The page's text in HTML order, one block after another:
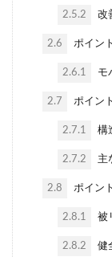
2.5.2 改
2.6 ポイン
2.6.1 モ
2.7 ポイン
2.7.1 構
2.7.2 主
2.8 ポイン
2.8.1 被
2.8.2 健